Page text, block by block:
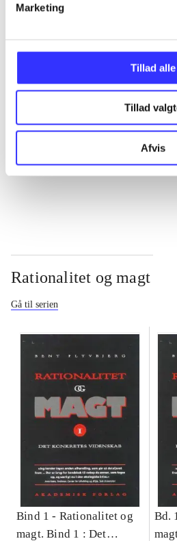
Marketing
Tillad alle
Tillad
Afvis
...
...
Rationalitet og magt
Gå til serien
Bind 1 - Rationalitet og
magt. Bind 1 : Det
Bd.